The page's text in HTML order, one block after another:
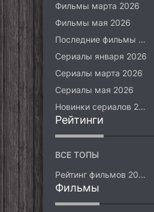
Фильмы марта 2026
Фильмы мая 2026
Последние фильмы 2026
Сериалы января 2026
Сериалы марта 2026
Сериалы мая 2026
Новинки сериалов 2026
Рейтинги
ВСЕ ТОПЫ
Рейтинг фильмов 2026
Фильмы